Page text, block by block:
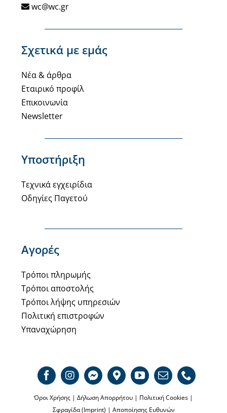
wc@wc.gr
Σχετικά με εμάς
Νέα & άρθρα
Εταιρικό προφίλ
Επικοινωνία
Newsletter
Υποστήριξη
Τεχνικά εγχειρίδια
Οδηγίες Παγετού
Αγορές
Τρόποι πληρωμής
Τρόποι αποστολής
Τρόποι λήψης υπηρεσιών
Πολιτική επιστροφών
Υπαναχώρηση
Όροι Χρήσης | Δήλωση Απορρήτου | Πολιτική Cookies |
Σφραγίδα (Imprint) | Αποποίησης Ευθυνών